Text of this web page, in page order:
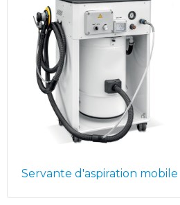
Servante d'aspiration mobile